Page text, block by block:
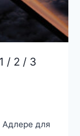
/ 2 / 3
Адлере для